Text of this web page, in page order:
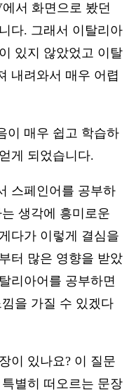
서 화면으로 봤던
다. 그래서 이탈리아
있지 않았었고 이탈
내려와서 매우 어렵
이 매우 쉽고 학습하
게 되었습니다.
스페인어를 공부하
생각에 흥미로운
다가 이렇게 결심을
터 많은 영향을 받았
리아어를 공부하면
을 가질 수 있겠다
이 있나요? 이 질문
별히 떠오르는 문장